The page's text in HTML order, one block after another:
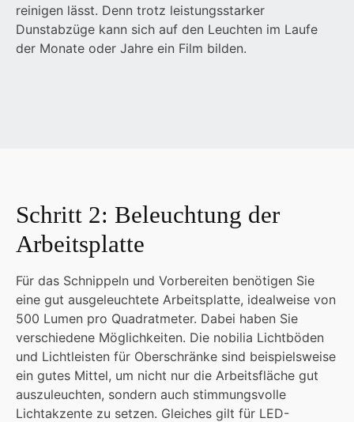
reinigen lässt. Denn trotz leistungsstarker
Dunstabzüge kann sich auf den Leuchten im Laufe
der Monate oder Jahre ein Film bilden.
Schritt 2: Beleuchtung der
Arbeitsplatte
Für das Schnippeln und Vorbereiten benötigen Sie
eine gut ausgeleuchtete Arbeitsplatte, idealweise von
500 Lumen pro Quadratmeter. Dabei haben Sie
verschiedene Möglichkeiten. Die nobilia Lichtböden
und Lichtleisten für Oberschränke sind beispielsweise
ein gutes Mittel, um nicht nur die Arbeitsfläche gut
auszuleuchten, sondern auch stimmungsvolle
Lichtakzente zu setzen. Gleiches gilt für LED-